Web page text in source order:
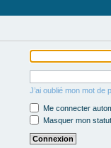
J’ai oublié mon mot de
Me connecter
Masquer mon